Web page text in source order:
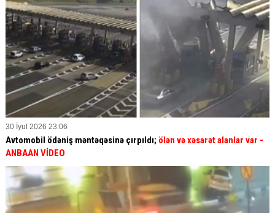
30 İyul 2026 23:06
Avtomobil ödəniş məntəqəsinə çırpıldı; ölən və xəsarət alanlar var -
ANBAAN VİDEO